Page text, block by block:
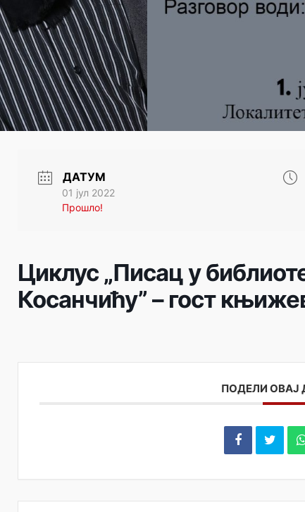
ДАТУМ
01 јул 2022
Прошло!
Циклус „Писац у
Косанчићу” – гост
ПОДЕЛИ ОВАЈ